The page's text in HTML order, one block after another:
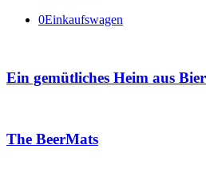
0Einkaufswagen
Ein gemütliches Heim aus
The BeerMats